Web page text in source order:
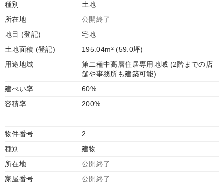
種別
土地
所在地
公開終了
地目 (登記)
宅地
土地面積 (登記)
195.04m² (59.0坪)
用途地域
第二種中高層住居専用地域 (2階までの店
舗や事務所も建築可能)
建ぺい率
60%
容積率
200%
物件番号
2
種別
建物
所在地
公開終了
家屋番号
公開終了